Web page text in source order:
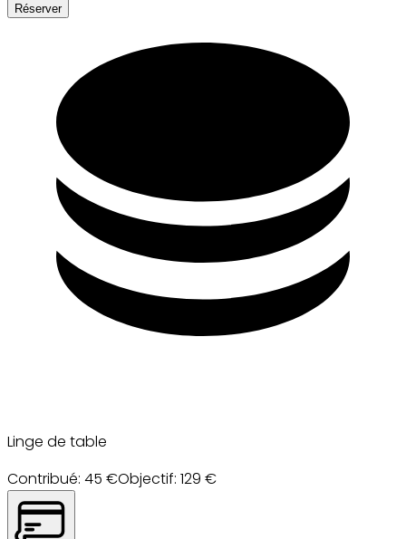
Réserver
Linge de table
Contribué: 45 €Objectif: 129 €